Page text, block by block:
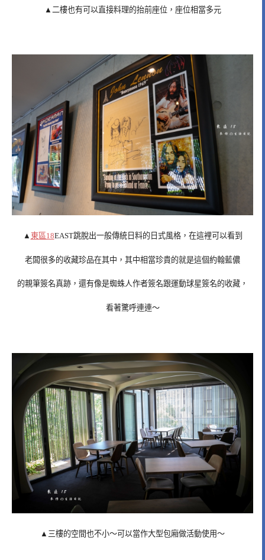
▲二樓也有可以直接料理的抬前座位，座位相當多元
▲ 東區18EAST跳脫出一般傳統日料的日式風格，在這裡可以看到
老闆很多的收藏珍品在其中，其中相當珍貴的就是這個約翰藍儂
的親筆簽名真跡，還有像是蜘蛛人作者簽名跟運動球星簽名的收藏，
看著驚呼連連～
▲三樓的空間也不小～可以當作大型包廂做活動使用～